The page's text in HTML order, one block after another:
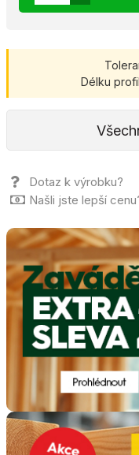
Délku
Dotaz k výrobku?
Našli jste lepší